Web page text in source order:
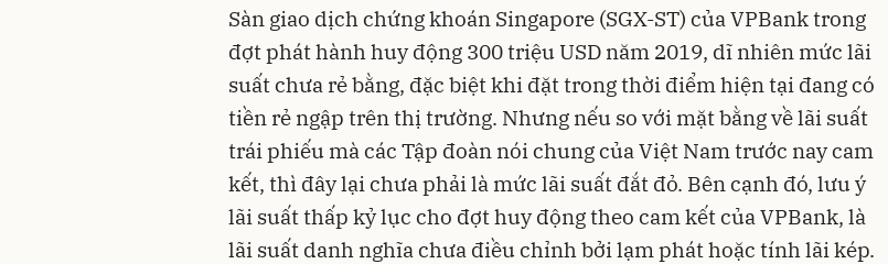
Sàn giao dịch chứng khoán Singapore (SGX-ST) của VPBank trong
đợt phát hành huy động 300 triệu USD năm 2019, dĩ nhiên mức lãi
suất chưa rẻ bằng, đặc biệt khi đặt trong thời điểm hiện tại đang có
tiền rẻ ngập trên thị trường. Nhưng nếu so với mặt bằng về lãi suất
trái phiếu mà các Tập đoàn nói chung của Việt Nam trước nay cam
kết, thì đây lại chưa phải là mức lãi suất đắt đỏ. Bên cạnh đó, lưu ý
lãi suất thấp kỷ lục cho đợt huy động theo cam kết của VPBank, là
lãi suất danh nghĩa chưa điều chỉnh bởi lạm phát hoặc tính lãi kép.